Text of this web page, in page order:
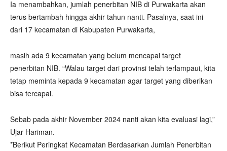
Ia menambahkan, jumlah penerbitan NIB di Purwakarta akan
terus bertambah hingga akhir tahun nanti. Pasalnya, saat ini
dari 17 kecamatan di Kabupaten Purwakarta,
masih ada 9 kecamatan yang belum mencapai target
penerbitan NIB. “Walau target dari provinsi telah terlampaui, kita
tetap meminta kepada 9 kecamatan agar target yang diberikan
bisa tercapai.
Sebab pada akhir November 2024 nanti akan kita evaluasi lagi,”
Ujar Hariman.
*Berikut Peringkat Kecamatan Berdasarkan Jumlah Penerbitan